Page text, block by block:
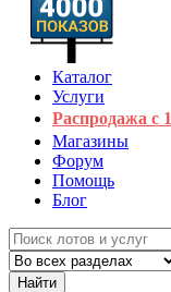
Каталог
Услуги
Распродажа с 1
Магазины
Форум
Помощь
Блог
Найти